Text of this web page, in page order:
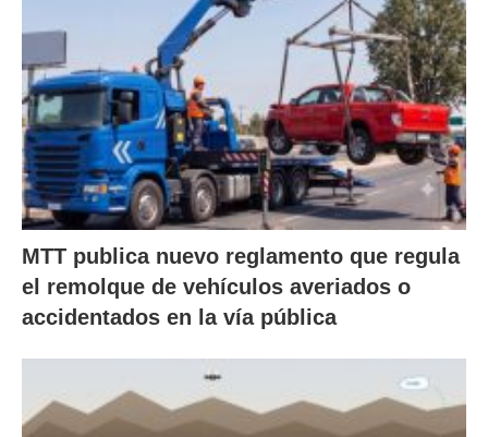
MTT publica nuevo reglamento que regula
el remolque de vehículos averiados o
accidentados en la vía pública